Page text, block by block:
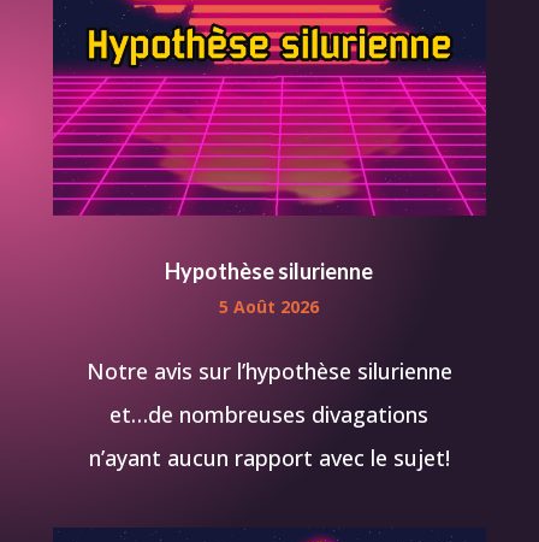
Hypothèse silurienne
5 Août 2026
Notre avis sur l’hypothèse silurienne
et…de nombreuses divagations
n’ayant aucun rapport avec le sujet!